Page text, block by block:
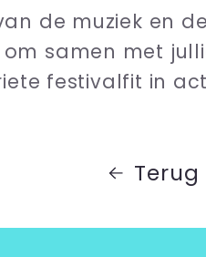
de muziek en
samen met
festivalfit in